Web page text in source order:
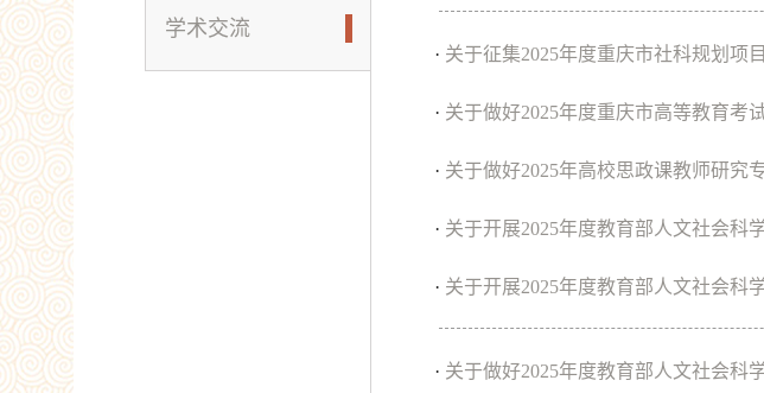
学术交流
· 关于征集2025年度重庆市社科规划项
· 关于做好2025年度重庆市高等教育考
· 关于做好2025年高校思政课教师研究
· 关于开展2025年度教育部人文社会科
· 关于开展2025年度教育部人文社会科
· 关于做好2025年度教育部人文社会科